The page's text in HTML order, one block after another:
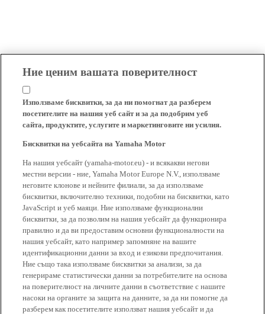
Ние ценим вашата поверителност
Използваме бисквитки, за да ни помогнат да разберем
посетителите на нашия уеб сайт и за да подобрим уеб
сайта, продуктите, услугите и маркетинговите ни усилия.
Бисквитки на уебсайта на Yamaha Motor
На нашия уебсайт (yamaha-motor.eu) - и всякакви негови
местни версии - ние, Yamaha Motor Europe N.V., използваме
неговите клонове и нейните филиали, за да използваме
бисквитки, включително техники, подобни на бисквитки, като
JavaScript и уеб маяци. Ние използваме функционални
бисквитки, за да позволим на нашия уебсайт да функционира
правилно и да ви предоставим основни функционалности на
нашия уебсайт, като например запомняне на вашите
идентификационни данни за вход и езикови предпочитания.
Ние също така използваме бисквитки за анализи, за да
генерираме статистически данни за потребителите на основа
на поверителност на личните данни в съответствие с нашите
насоки на органите за защита на данните, за да ни помогне да
разберем как посетителите използват нашия уебсайт и да